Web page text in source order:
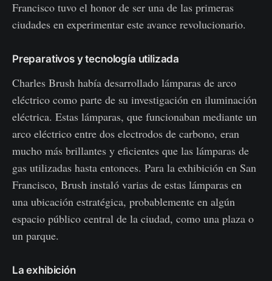
Francisco tuvo el honor de ser una de las primeras
ciudades en experimentar este avance revolucionario.
Preparativos y tecnología utilizada
Charles Brush había desarrollado lámparas de arco
eléctrico como parte de su investigación en iluminación
eléctrica. Estas lámparas, que funcionaban mediante un
arco eléctrico entre dos electrodos de carbono, eran
mucho más brillantes y eficientes que las lámparas de
gas utilizadas hasta entonces. Para la exhibición en San
Francisco, Brush instaló varias de estas lámparas en
una ubicación estratégica, probablemente en algún
espacio público central de la ciudad, como una plaza o
un parque.
La exhibición